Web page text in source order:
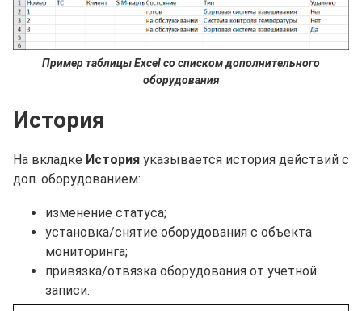
Пример таблицы Excel со списком дополнительного
оборудования
История
На вкладке История указывается история действий с
доп. оборудованием:
изменение статуса;
установка/снятие оборудования с объекта
мониторинга;
привязка/отвязка оборудования от учетной
записи.